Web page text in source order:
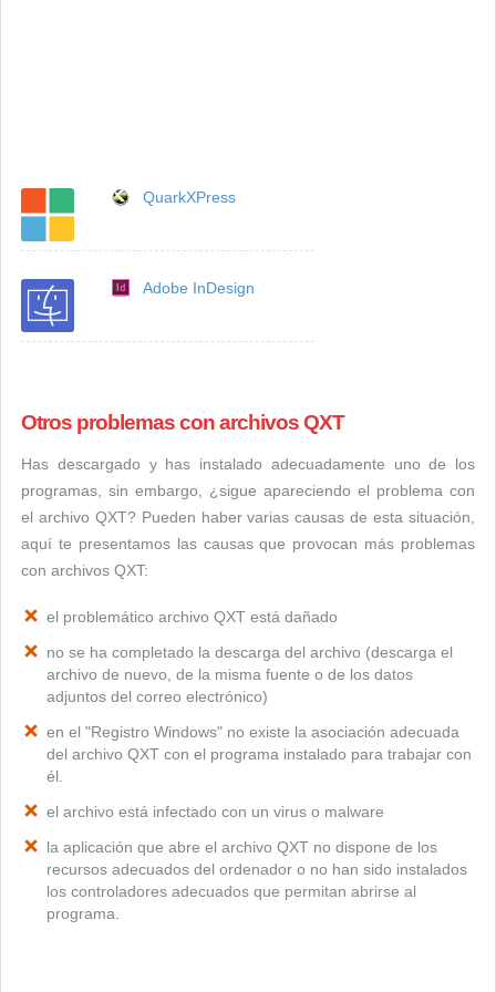
QuarkXPress
Adobe InDesign
Otros problemas con archivos QXT
Has descargado y has instalado adecuadamente uno de los
programas, sin embargo, ¿sigue apareciendo el problema con
el archivo QXT? Pueden haber varias causas de esta situación,
aquí te presentamos las causas que provocan más problemas
con archivos QXT:
el problemático archivo QXT está dañado
no se ha completado la descarga del archivo (descarga el
archivo de nuevo, de la misma fuente o de los datos
adjuntos del correo electrónico)
en el "Registro Windows" no existe la asociación adecuada
del archivo QXT con el programa instalado para trabajar con
él.
el archivo está infectado con un virus o malware
la aplicación que abre el archivo QXT no dispone de los
recursos adecuados del ordenador o no han sido instalados
los controladores adecuados que permitan abrirse al
programa.